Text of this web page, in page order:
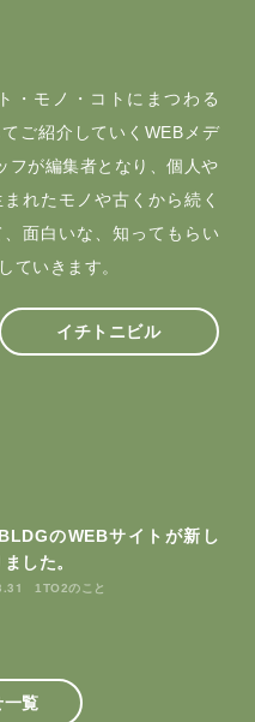
・モノ・コトにまつわる
ご紹介していくWEBメデ
フが編集者となり、個人や
れたモノや古くから続く
面白いな、知ってもらい
ていきます。
イチトニビル
のWEBサイトが新し
した。
1TO2のこと
一覧